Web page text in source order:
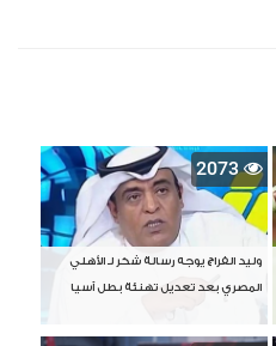
2073
وليد الفراج يوجه رسالة شكر لـ الأهلي
المصري بعد تعديل تهنئة بطل آسيا